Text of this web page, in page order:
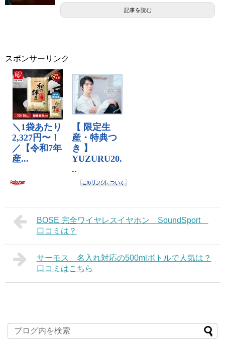
記事を読む
スポンサーリンク
BOSE 完全ワイヤレスイヤホン SoundSport
口コミは？
サーモス 名入れ対応の500mlボトルで人気は？
口コミはこちら